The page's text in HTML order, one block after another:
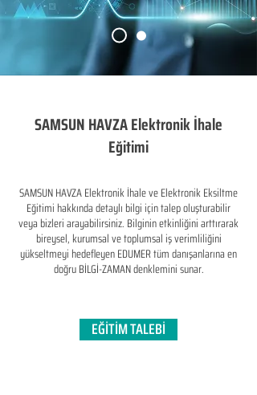
SAMSUN HAVZA Elektronik İhale
Eğitimi
SAMSUN HAVZA Elektronik İhale ve Elektronik Eksiltme
Eğitimi hakkında detaylı bilgi için talep oluşturabilir
veya bizleri arayabilirsiniz. Bilginin etkinliğini arttırarak
bireysel, kurumsal ve toplumsal iş verimliliğini
yükseltmeyi hedefleyen​ EDUMER tüm danışanlarına en
doğru BİLGİ-ZAMAN denklemini sunar.
EĞİTİM TALEBİ